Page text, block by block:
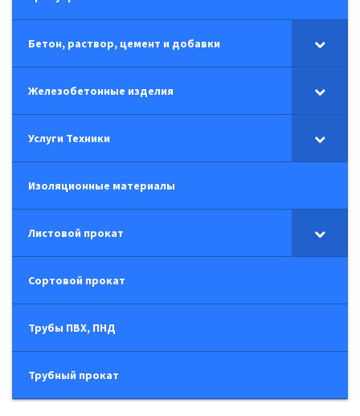
Бетон, раствор, цемент и добавки
Железобетонные изделия
Услуги Техники
Изоляционные материалы
Листовой прокат
Сортовой прокат
Трубы ПВХ, ПНД
Трубный прокат